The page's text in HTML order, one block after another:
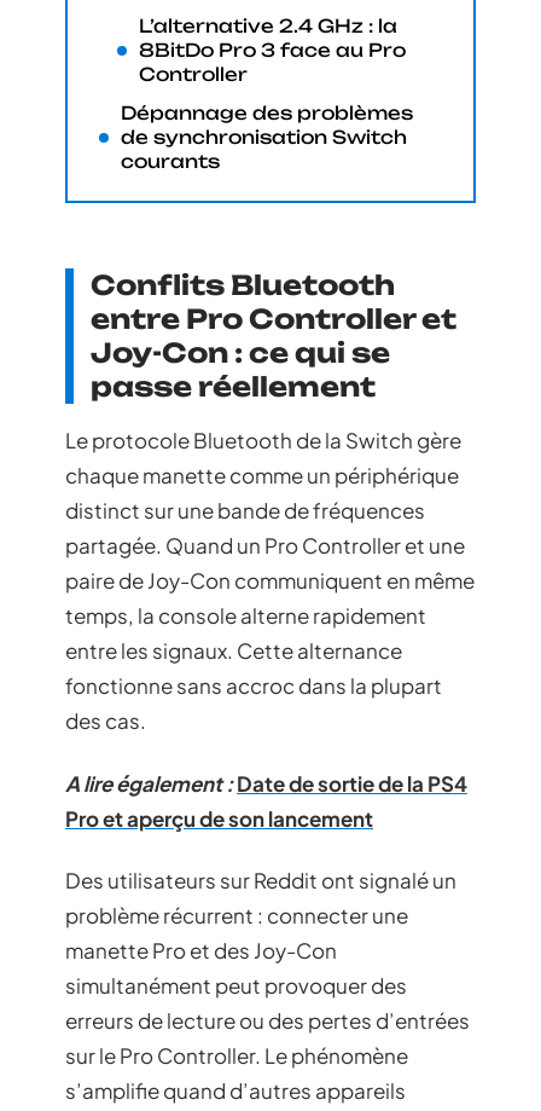
L’alternative 2.4 GHz : la
8BitDo Pro 3 face au Pro
Controller
Dépannage des problèmes
de synchronisation Switch
courants
Conflits Bluetooth
entre Pro Controller et
Joy-Con : ce qui se
passe réellement
Le protocole Bluetooth de la Switch gère
chaque manette comme un périphérique
distinct sur une bande de fréquences
partagée. Quand un Pro Controller et une
paire de Joy-Con communiquent en même
temps, la console alterne rapidement
entre les signaux. Cette alternance
fonctionne sans accroc dans la plupart
des cas.
A lire également :Date de sortie de la PS4
Pro et aperçu de son lancement
Des utilisateurs sur Reddit ont signalé un
problème récurrent : connecter une
manette Pro et des Joy-Con
simultanément peut provoquer des
erreurs de lecture ou des pertes d’entrées
sur le Pro Controller. Le phénomène
s’amplifie quand d’autres appareils